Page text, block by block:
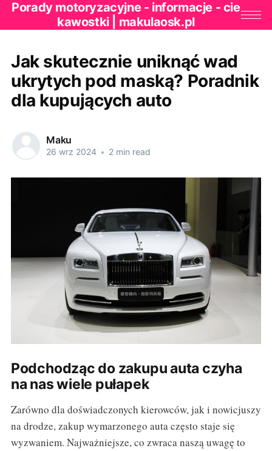
Porady motoryzacyjne - informacje - cie
kawostki | makulaosk.pl
Jak skutecznie uniknąć wad
ukrytych pod maską? Poradnik
dla kupujących auto
Maku
26 wrz 2024 • 2 min read
Podchodząc do zakupu auta czyha
na nas wiele pułapek
Zarówno dla doświadczonych kierowców, jak i nowicjuszy
na drodze, zakup wymarzonego auta często staje się
wyzwaniem. Najważniejsze, co zwraca naszą uwagę to